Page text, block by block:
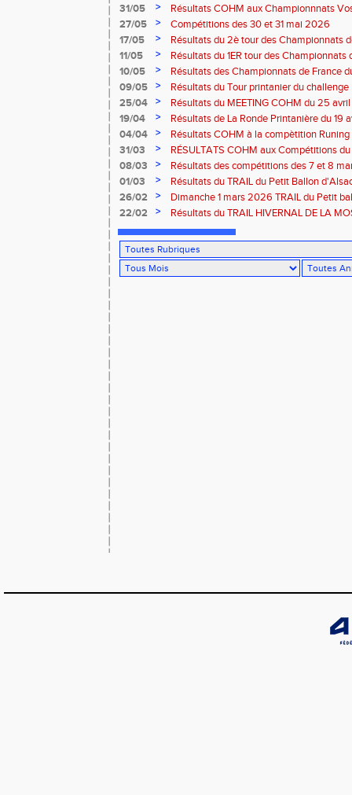
31/05
>
Résultats COHM aux Championnnats
Masters du 31 mai 2026 à Remiremont
27/05 >
Compétitions des 30 et 31 mai 2026
17/05
>
Résultats du 2è tour des Championnats
région G-Est du 17 mai 2025 à
11/05 >
Résultats du 1ER tour des Championnats
Thaon-les Vosges
10/05 >
Résultats des Championnats de France
Marathon du 10 mai à Troyes
09/05 >
Résultats du Tour printanier du
25/04
>
Résultats du MEETING COHM du 25
19/04
>
Résultats de La Ronde Printanière du 19
route de Belfort
04/04 >
Résultats COHM à la compètition
court" des 4 et 5 avril à Toul
31/03 >
RÉSULTATS COHM aux Compétitions
08/03
>
Résultats des compétitions des 7 et 8
01/03
>
Résultats du TRAIL du Petit Ballon
Rouffach-68
26/02 >
Dimanche 1 mars 2026 TRAIL du Petit
ROUFFACH 68
22/02 >
Résultats du TRAIL HIVERNAL DE LA